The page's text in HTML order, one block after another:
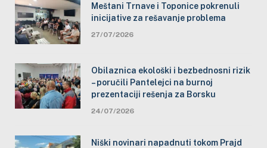
Meštani Trnave i Toponice pokrenuli
inicijative za rešavanje problema
27/07/2026
Obilaznica ekološki i bezbednosni rizik
– poručili Pantelejci na burnoj
prezentaciji rešenja za Borsku
24/07/2026
Niški novinari napadnuti tokom Prajd